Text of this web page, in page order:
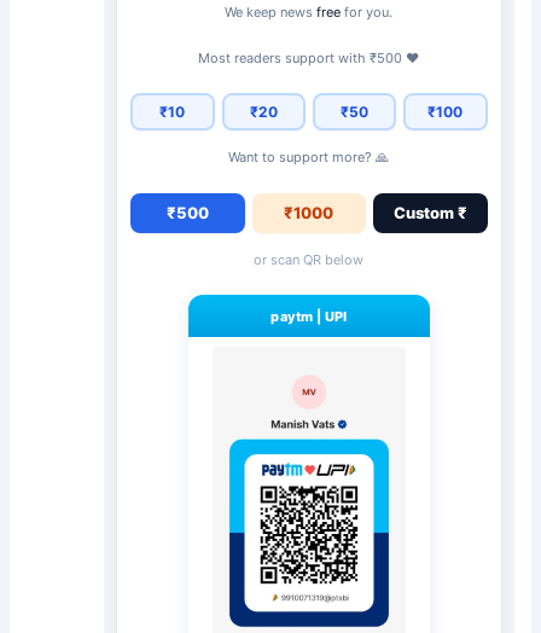
We keep newsfree for you.
Most readers support with ₹500 ❤️
₹10 ₹20 ₹50 ₹100
Want to support more? 🙏
₹500 ₹1000 Custom ₹
or scan QR below
paytm UPI